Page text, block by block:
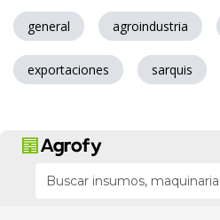
general agroindustria
exportaciones sarquis